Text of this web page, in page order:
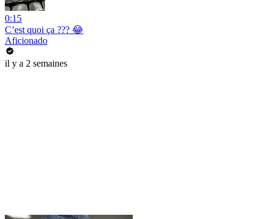
0:15
C’est quoi ça ??? 😂
Aficionado
il y a 2 semaines